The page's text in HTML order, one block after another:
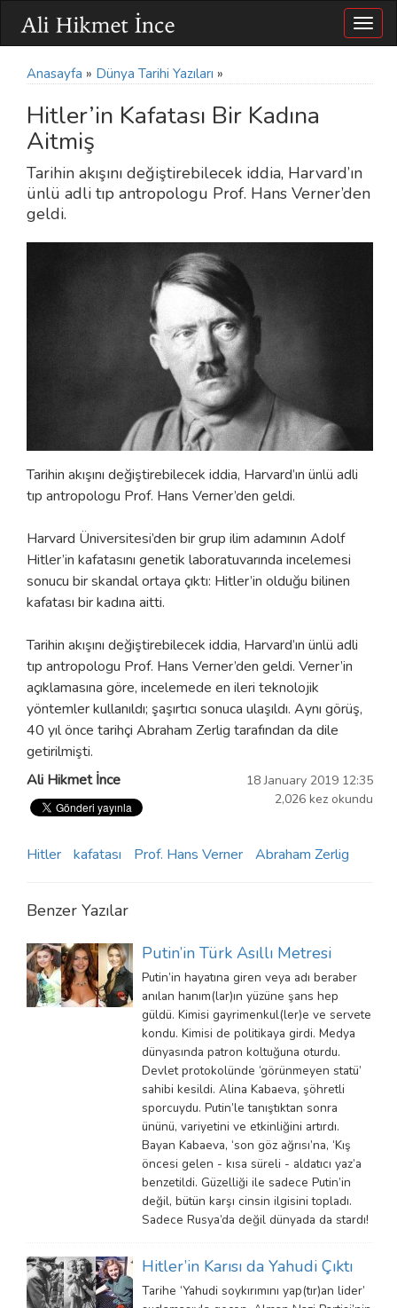
Anasayfa » Dünya Tarihi Yazıları »
Hitler’in Kafatası Bir Kadına
Aitmiş
Tarihin akışını değiştirebilecek iddia, Harvard’ın
ünlü adli tıp antropologu Prof. Hans Verner’den
geldi.
Tarihin akışını değiştirebilecek iddia, Harvard’ın ünlü adli
tıp antropologu Prof. Hans Verner’den geldi.
Harvard Üniversitesi’den bir grup ilim adamının Adolf
Hitler’in kafatasını genetik laboratuvarında incelemesi
sonucu bir skandal ortaya çıktı: Hitler’in olduğu bilinen
kafatası bir kadına aitti.
Tarihin akışını değiştirebilecek iddia, Harvard’ın ünlü adli
tıp antropologu Prof. Hans Verner’den geldi. Verner’in
açıklamasına göre, incelemede en ileri teknolojik
yöntemler kullanıldı; şaşırtıcı sonuca ulaşıldı. Aynı görüş,
40 yıl önce tarihçi Abraham Zerlig tarafından da dile
getirilmişti.
18 January 2019 12:35
2,026 kez okundu
Ali Hikmet İnce
Hitler kafatası Prof. Hans Verner Abraham Zerlig
Benzer Yazılar
Putin’in Türk Asıllı Metresi
Putin’in hayatına giren veya adı beraber
anılan hanım(lar)ın yüzüne şans hep
güldü. Kimisi gayrimenkul(ler)e ve servete
kondu. Kimisi de politikaya girdi. Medya
dünyasında patron koltuğuna oturdu.
Devlet protokolünde ‘görünmeyen statü’
sahibi kesildi. Alina Kabaeva, şöhretli
sporcuydu. Putin’le tanıştıktan sonra
ününü, variyetini ve etkinliğini artırdı.
Bayan Kabaeva, ‘son göz ağrısı’na, ‘Kış
öncesi gelen - kısa süreli - aldatıcı yaz’a
benzetildi. Güzelliği ile sadece Putin’in
değil, bütün karşı cinsin ilgisini topladı.
Sadece Rusya’da değil dünyada da stardı!
Hitler’in Karısı da Yahudi Çıktı
Tarihe ‘Yahudi soykırımını yap(tır)an lider’